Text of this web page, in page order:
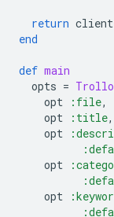
return client
end
def main
opts =
opt
:file,
opt
:title,
opt
opt
opt